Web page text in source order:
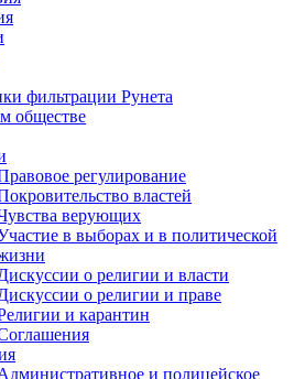
фильтрации Рунета
обществе
регулирование
властей
верующих
в выборах и в политической
о религии и власти
о религии и праве
и карантин
и полицейское